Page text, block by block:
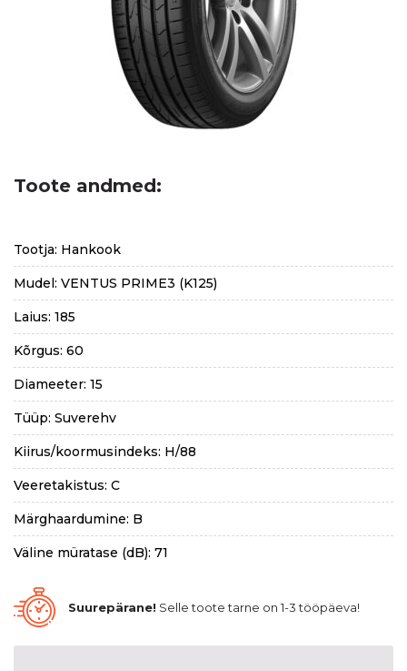
Toote andmed:
Tootja: Hankook
Mudel: VENTUS PRIME3 (K125)
Laius: 185
Kõrgus: 60
Diameeter: 15
Tüüp: Suverehv
Kiirus/koormusindeks: H/88
Veeretakistus: C
Märghaardumine: B
Väline müratase (dB): 71
Suurepärane! Selle toote tarne on 1-3 tööpäeva!